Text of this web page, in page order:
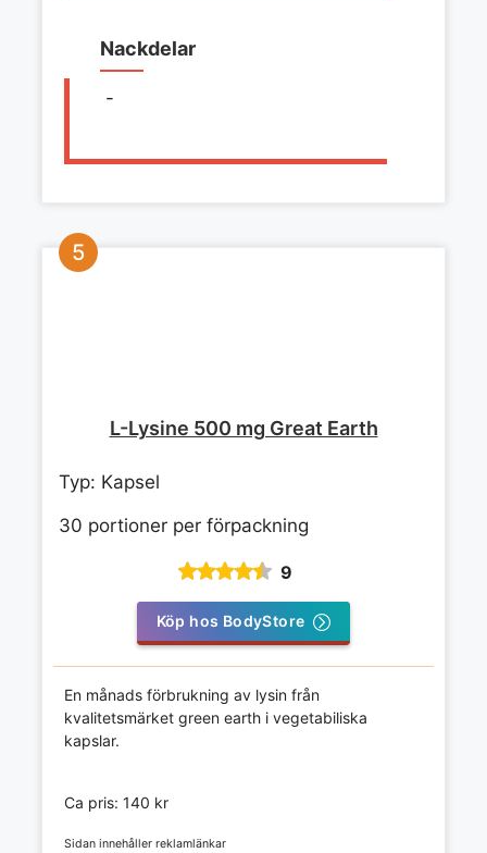
Nackdelar
-
L-Lysine 500 mg Great Earth
Typ: Kapsel
30 portioner per förpackning
9
Köp hos BodyStore
En månads förbrukning av lysin från
kvalitetsmärket green earth i vegetabiliska
kapslar.
Ca pris: 140 kr
Sidan innehåller reklamlänkar